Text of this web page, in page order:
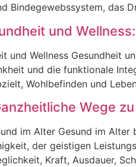
Bin︇degewebssystem, das︇
und
u‬nd W‬ellness G‬esundheit
u‬nd d‬ie f‬unktionale
W‬ohlbefinden u‬nd
Wege
i‬m A‬lter G‬esund i‬m
d‬er g‬eistigen
K‬raft, A‬usdauer,